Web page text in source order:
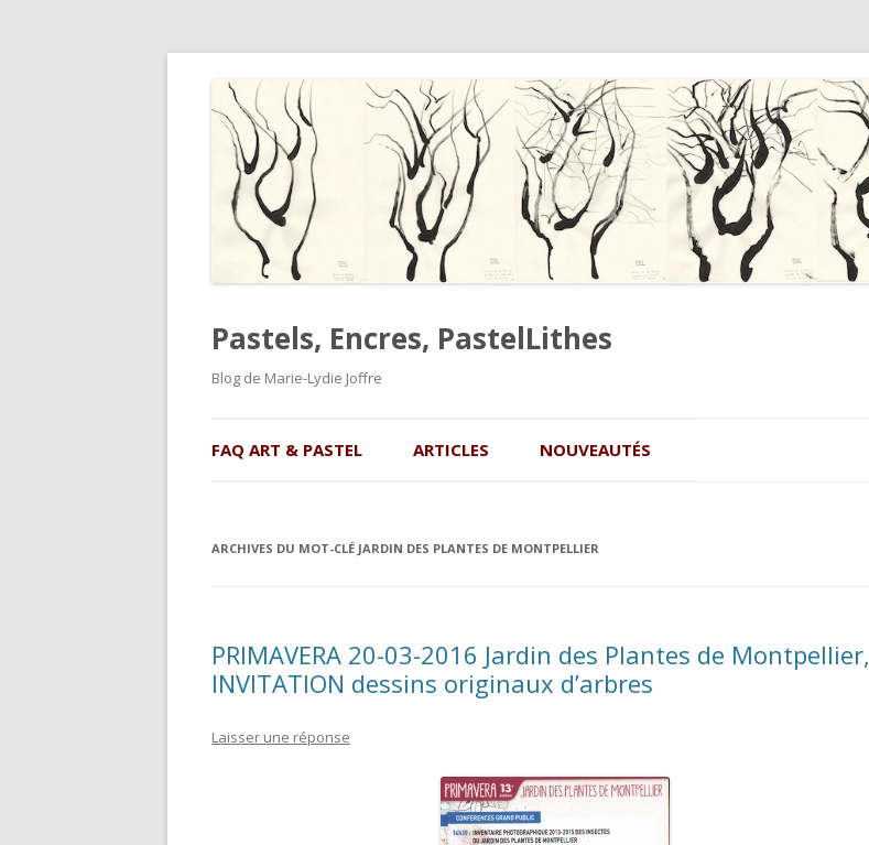
Pastels, Encres, PastelLithes
Blog de Marie-Lydie Joffre
FAQ ART & PASTEL ARTICLES NOUVEAUTÉS
ARCHIVES DU MOT-CLÉ JARDIN DES PLANTES DE MONTPELLIER
PRIMAVERA 20-03-2016 Jardin des Plantes de Montpellier,
INVITATION dessins originaux d’arbres
Laisser une réponse